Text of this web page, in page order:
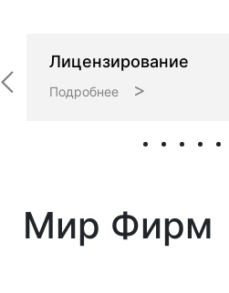
Лицензирование
Подробнее >
Мир Фирм